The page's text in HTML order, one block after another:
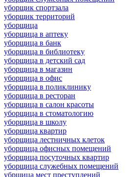
уборщик спортзала
уборщик территорий
уборщица
уборщица в аптеку
уборщица в банк
уборщица в библиотеку
уборщица в детский сад
уборщица в магазин
уборщица в офис
уборщица в поликлинику
уборщица в ресторан
уборщица в салон красоты
уборщица в стоматологию
уборщица в школу
уборщица квартир
уборщица лестничных клеток
уборщица офисных помещений
уборщица посуточных квартир
уборщица служебных помещений
убрщица мест преступлений